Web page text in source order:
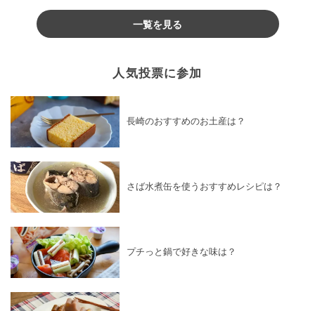
一覧を見る
人気投票に参加
長崎のおすすめのお土産は？
さば水煮缶を使うおすすめレシピは？
プチっと鍋で好きな味は？